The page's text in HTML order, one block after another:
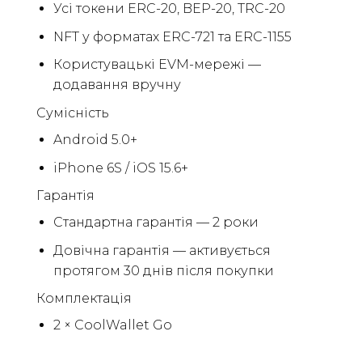
Усі токени ERC-20, BEP-20, TRC-20
NFT у форматах ERC-721 та ERC-1155
Користувацькі EVM-мережі —
додавання вручну
Сумісність
Android 5.0+
iPhone 6S / iOS 15.6+
Гарантія
Стандартна гарантія — 2 роки
Довічна гарантія — активується
протягом 30 днів після покупки
Комплектація
2 × CoolWallet Go